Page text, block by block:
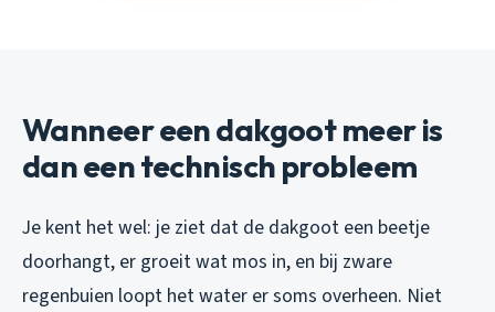
Wanneer een dakgoot meer is
dan een technisch probleem
Je kent het wel: je ziet dat de dakgoot een beetje
doorhangt, er groeit wat mos in, en bij zware
regenbuien loopt het water er soms overheen. Niet